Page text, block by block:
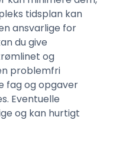
tidsplan kan
ansvarlige for
du give
og
problemfri
fag og opgaver
Eventuelle
og kan hurtigt